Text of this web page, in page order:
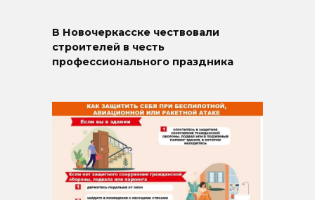
В Новочеркасске чествовали
строителей в честь
профессионального праздника